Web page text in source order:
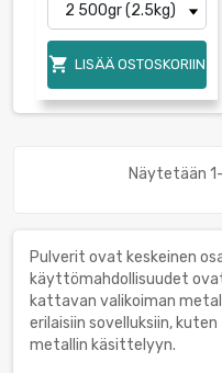
 LISÄÄ OSTOSKORIIN
Näytetään
Pulverit ovat keskeinen
käyttömahdollisuudet
kattavan valikoiman
erilaisiin sovelluksiin,
metallin käsittelyyn.